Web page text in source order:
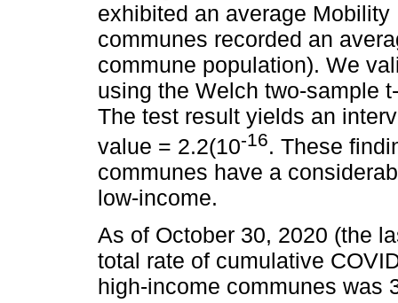
exhibited an average
communes recorded an
commune population). We
using the Welch two-sample
The test result yields an
value = 2.2(10-16. These
communes have a
low-income.
As of October 30, 2020 (the
total rate of cumulative
high-income communes was